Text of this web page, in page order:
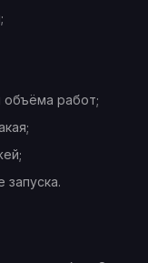
объёма работ;